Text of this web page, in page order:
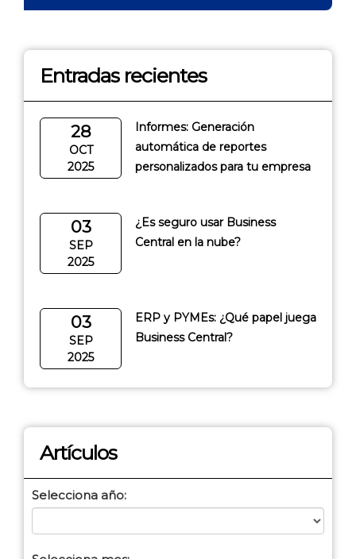
Entradas recientes
28
OCT
2025
Informes: Generación
automática de reportes
personalizados para tu empresa
03
SEP
2025
¿Es seguro usar Business
Central en la nube?
03
SEP
2025
ERP y PYMEs: ¿Qué papel juega
Business Central?
Artículos
Selecciona año: